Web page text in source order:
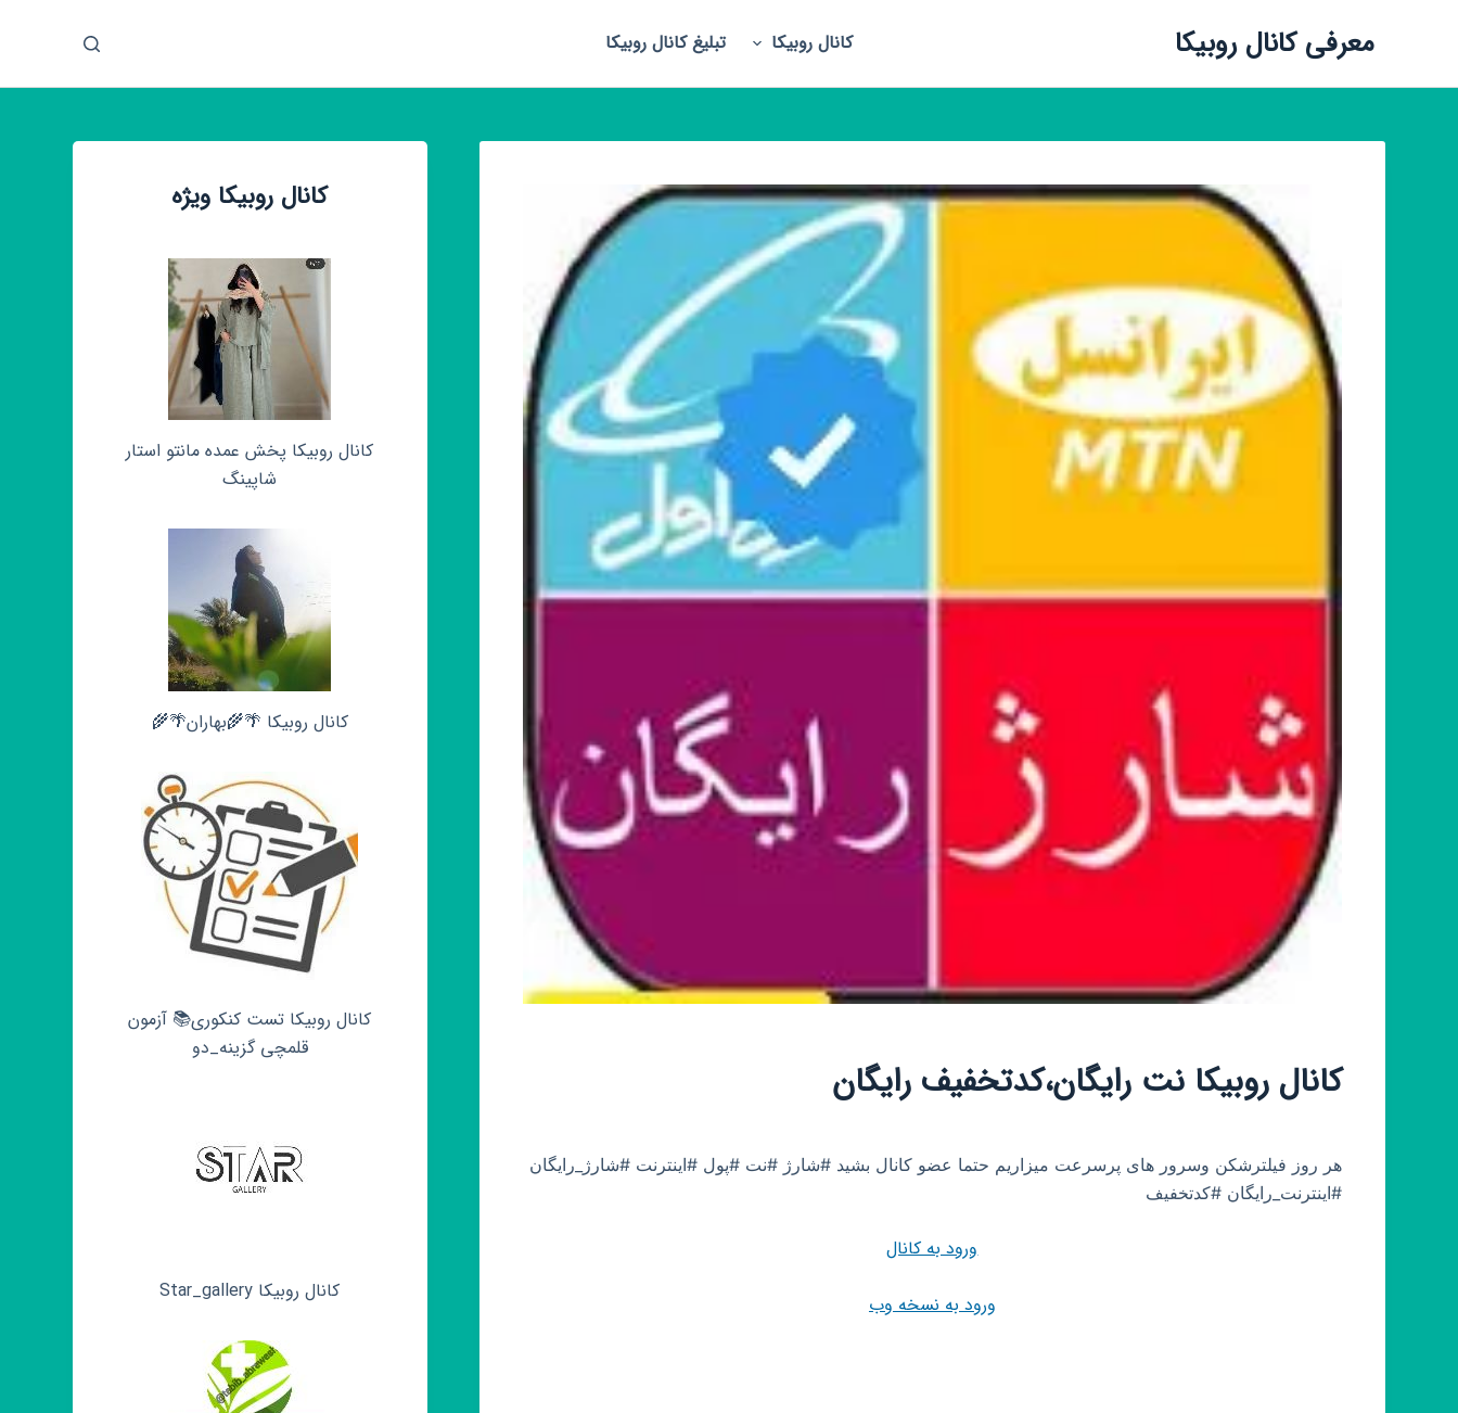
ش
معرفی کانال روبیکا کانال روبیکا تبلیغ کانال روبیکا
کانال روبیکا نت رایگان،کدتخفیف رایگان
هر روز فیلترشکن وسرور های پرسرعت میزاریم حتما عضو کانال بشید #شارژ #نت #پول #اینترنت #شارژ_رایگان
#اینترنت_رایگان #کدتخفیف
ورود به کانال
ورود به نسخه وب
کانال روبیکا ویژه
کانال روبیکا پخش عمده مانتو استار
شاپینگ
کانال روبیکا 🌴🌾بهاران🌴🌾
کانال روبیکا تست کنکوری📚 آزمون
قلمچی‌‌ گزینه_دو
کانال روبیکا Star_gallery